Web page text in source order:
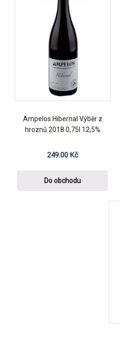
Ampelos Hibernal Výběr z
hroznů 2018 0,75l 12,5%
249.00 Kč
Do obchodu